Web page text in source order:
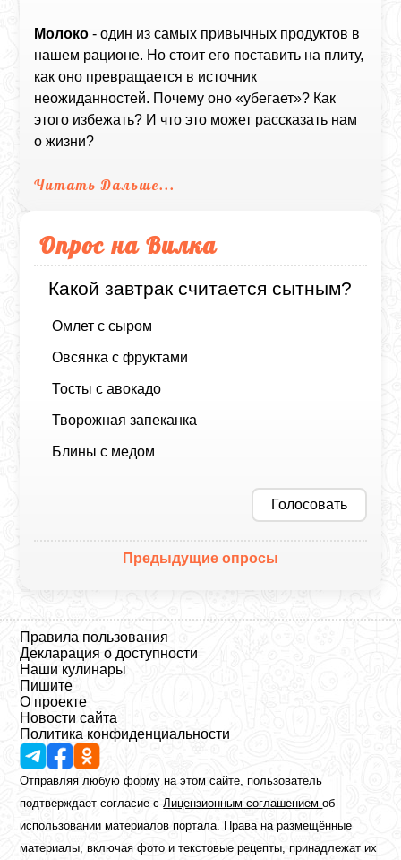
Молоко - один из самых привычных продуктов в
нашем рационе. Но стоит его поставить на плиту,
как оно превращается в источник
неожиданностей. Почему оно «убегает»? Как
этого избежать? И что это может рассказать нам
о жизни?
Читать Дальше...
Опрос на Вилка
Какой завтрак считается сытным?
Омлет с сыром
Овсянка с фруктами
Тосты с авокадо
Творожная запеканка
Блины с медом
Голосовать
Предыдущие опросы
Правила пользования
Декларация о доступности
Наши кулинары
Пишите
О проекте
Новости сайта
Политика конфиденциальности
Отправляя любую форму на этом сайте, пользователь
подтверждает согласие сЛицензионным соглашениемоб
использовании материалов портала. Права на размещённые
материалы, включая фото и текстовые рецепты, принадлежат их